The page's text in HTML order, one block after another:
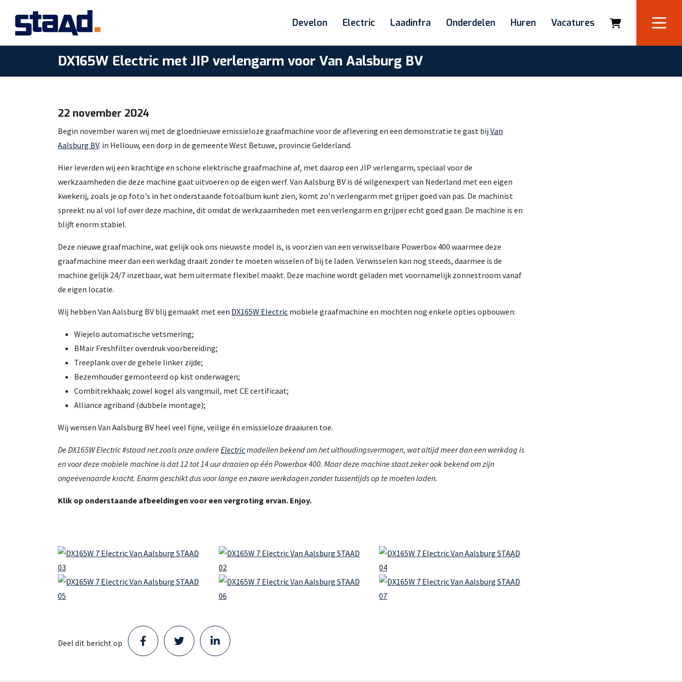
Develon Electric Laadinfra Onderdelen Huren Vacatures
DX165W Electric met JIP verlengarm voor Van Aalsburg BV
22 november 2024
Begin november waren wij met de gloednieuwe emissieloze graafmachine voor de aflevering en een demonstratie te gast bij Van
Aalsburg BV. in Hellouw, een dorp in de gemeente West Betuwe, provincie Gelderland.
Hier leverden wij een krachtige en schone elektrische graafmachine af, met daarop een JIP verlengarm, speciaal voor de
werkzaamheden die deze machine gaat uitvoeren op de eigen werf. Van Aalsburg BV is dé wilgenexpert van Nederland met een eigen
kwekerij, zoals je op foto's in het onderstaande fotoalbum kunt zien, komt zo'n verlengarm met grijper goed van pas. De machinist
spreekt nu al vol lof over deze machine, dit omdat de werkzaamheden met een verlengarm en grijper echt goed gaan. De machine is en
blijft enorm stabiel.
Deze nieuwe graafmachine, wat gelijk ook ons nieuwste model is, is voorzien van een verwisselbare Powerbox 400 waarmee deze
graafmachine meer dan een werkdag draait zonder te moeten wisselen of bij te laden. Verwisselen kan nog steeds, daarmee is de
machine gelijk 24/7 inzetbaar, wat hem uitermate flexibel maakt. Deze machine wordt geladen met voornamelijk zonnestroom vanaf
de eigen locatie.
Wij hebben Van Aalsburg BV blij gemaakt met een DX165W Electric mobiele graafmachine en mochten nog enkele opties opbouwen:
Wiejelo automatische vetsmering;
BMair Freshfilter overdruk voorbereiding;
Treeplank over de gehele linker zijde;
Bezemhouder gemonteerd op kist onderwagen;
Combitrekhaak; zowel kogel als vangmuil, met CE certificaat;
Alliance agriband (dubbele montage);
Wij wensen Van Aalsburg BV heel veel fijne, veilige én emissieloze draaiuren toe.
De DX165W Electric #staad net zoals onze andereElectricmodellen bekend om het uithoudingsvermogen, wat altijd meer dan een werkdag is
en voor deze mobiele machine is dat 12 tot 14 uur draaien op één Powerbox 400. Maar deze machine staat zeker ook bekend om zijn
ongeëvenaarde kracht. Enorm geschikt dus voor lange en zware werkdagen zonder tussentijds op te moeten laden.
Klik op onderstaande afbeeldingen voor een vergroting ervan. Enjoy.
Deel dit bericht op
Staad opent nieuw Parts